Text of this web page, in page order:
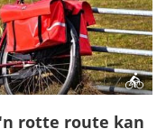
rotte route kan